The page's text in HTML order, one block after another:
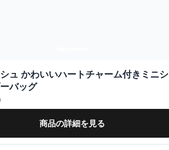
ュ かわいいハートチャーム付きミニシ
バッグ
商品の詳細を見る